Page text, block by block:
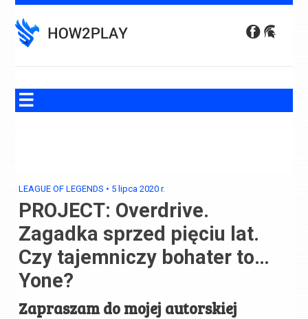
to
content
LEAGUE OF LEGENDS • 5 lipca 2020 r.
PROJECT: Overdrive.
Zagadka sprzed pięciu lat.
Czy tajemniczy bohater to…
Yone?
Zapraszam do mojej autorskiej